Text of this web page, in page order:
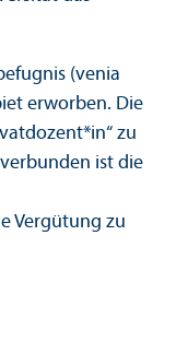
(venia
erworben. Die
zu
ist die
Vergütung zu